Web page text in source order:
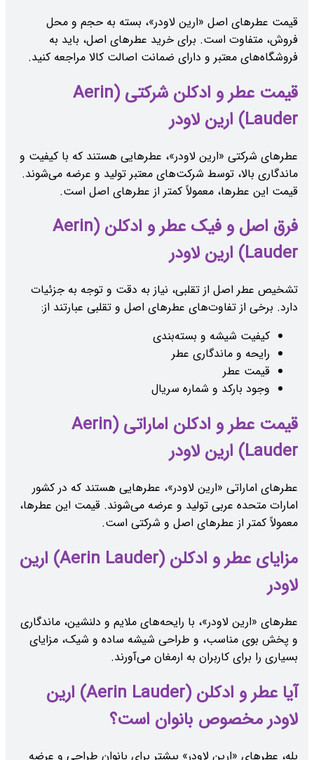
قیمت عطرهای اصل «ارین لاودر»، بسته به حجم و محل
فروش، متفاوت است. برای خرید عطرهای اصل، باید به
فروشگاه‌های معتبر و دارای ضمانت اصالت کالا مراجعه کنید.
قیمت عطر و ادکلن شرکتی (Aerin
Lauder) ارین لاودر
عطرهای شرکتی «ارین لاودر»، عطرهایی هستند که با کیفیت و
ماندگاری بالا، توسط شرکت‌های معتبر تولید و عرضه می‌شوند.
قیمت این عطرها، معمولاً کمتر از عطرهای اصل است.
فرق اصل و فیک عطر و ادکلن (Aerin
Lauder) ارین لاودر
تشخیص عطر اصل از تقلبی، نیاز به دقت و توجه به جزئیات
دارد. برخی از تفاوت‌های عطرهای اصل و تقلبی عبارتند از:
کیفیت شیشه و بسته‌بندی
رایحه و ماندگاری عطر
قیمت عطر
وجود بارکد و شماره سریال
قیمت عطر و ادکلن اماراتی (Aerin
Lauder) ارین لاودر
عطرهای اماراتی «ارین لاودر»، عطرهایی هستند که در کشور
امارات متحده عربی تولید و عرضه می‌شوند. قیمت این عطرها،
معمولاً کمتر از عطرهای اصل و شرکتی است.
مزایای عطر و ادکلن (Aerin Lauder) ارین
لاودر
عطرهای «ارین لاودر»، با رایحه‌های ملایم و دلنشین، ماندگاری
و پخش بوی مناسب، و طراحی شیشه ساده و شیک، مزایای
بسیاری را برای کاربران به ارمغان می‌آورند.
آیا عطر و ادکلن (Aerin Lauder) ارین
لاودر مخصوص بانوان است؟
بله، عطرهای «ارین لاودر» بیشتر برای بانوان طراحی و عرضه